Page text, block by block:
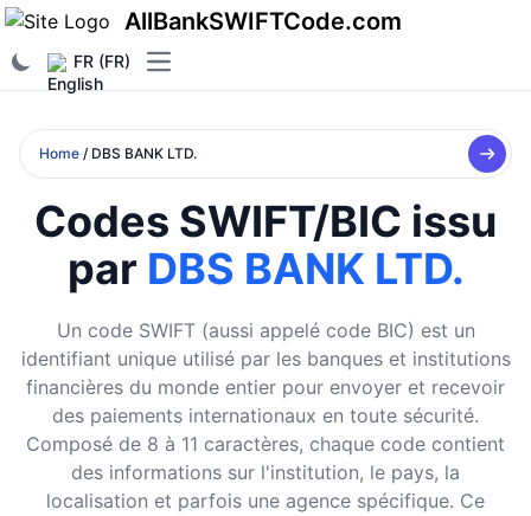
AllBankSWIFTCode.com
FR (FR) Open main menu
Home / DBS BANK LTD.
Codes SWIFT/BIC issu
par DBS BANK LTD.
Un code SWIFT (aussi appelé code BIC) est un
identifiant unique utilisé par les banques et institutions
financières du monde entier pour envoyer et recevoir
des paiements internationaux en toute sécurité.
Composé de 8 à 11 caractères, chaque code contient
des informations sur l'institution, le pays, la
localisation et parfois une agence spécifique. Ce